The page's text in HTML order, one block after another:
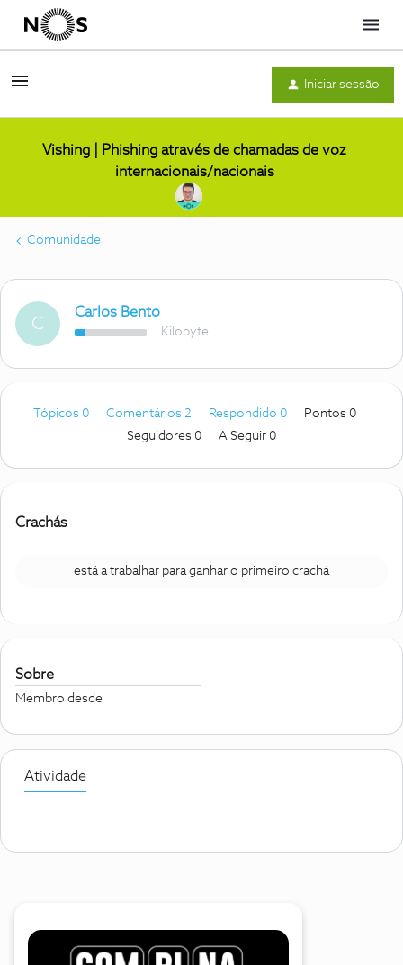
Menu
Iniciar sessão
Vishing | Phishing através de chamadas de voz
internacionais/nacionais
Comunidade
C
Carlos Bento
Kilobyte
Tópicos 0 Comentários 2 Respondido 0
Pontos 0
Seguidores 0 A Seguir 0
Crachás
está a trabalhar para ganhar o primeiro crachá
Sobre
Membro desde
Atividade